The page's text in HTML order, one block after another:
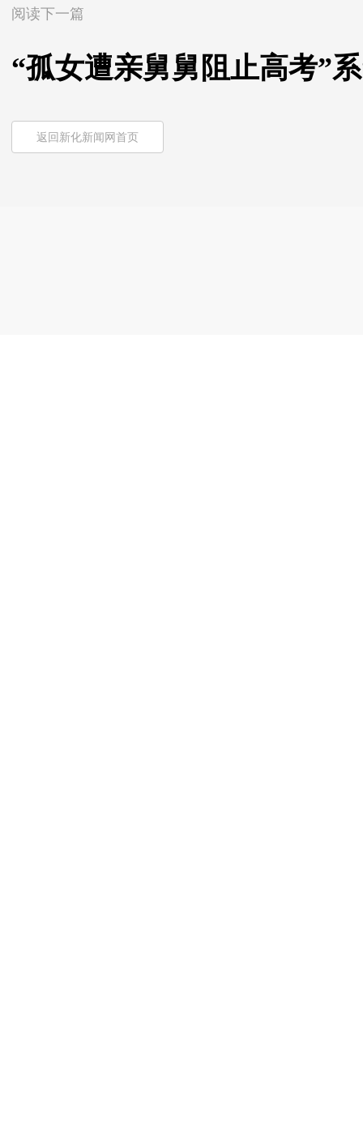
阅读下一篇
“孤女遭亲舅舅阻止高考”
返回新化新闻网首页